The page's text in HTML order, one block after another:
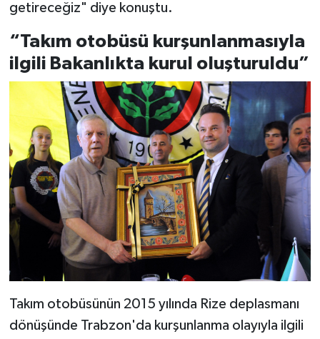
getireceğiz" diye konuştu.
“Takım otobüsü kurşunlanmasıyla
ilgili Bakanlıkta kurul oluşturuldu”
Takım otobüsünün 2015 yılında Rize deplasmanı
dönüşünde Trabzon'da kurşunlanma olayıyla ilgili